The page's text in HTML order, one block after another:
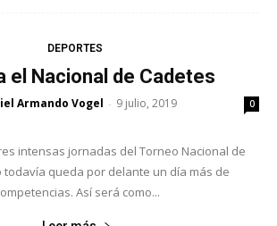
DEPORTES
el Nacional de Cadetes
Armando Vogel - 9 julio, 2019 0
intensas jornadas del Torneo Nacional de
todavía queda por delante un día más de
Así será como...